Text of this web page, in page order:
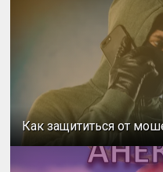
Как защититься от